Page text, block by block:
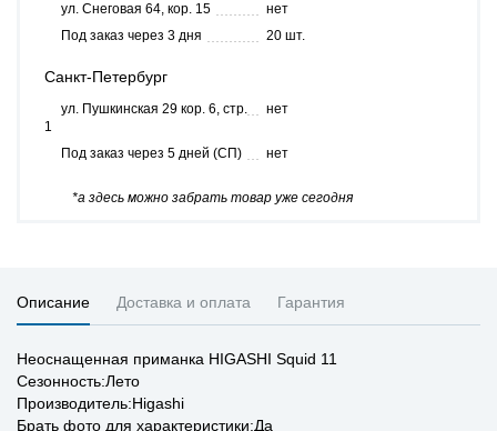
ул. Снеговая 64, кор. 15
нет
Под заказ через 3 дня
20 шт.
Санкт-Петербург
ул. Пушкинская 29 кор. 6, стр.
1
нет
Под заказ через 5 дней (СП) нет
*а здесь можно забрать товар уже сегодня
Описание Доставка и оплата Гарантия
Неоснащенная приманка HIGASHI Squid 11
Сезонность:Лето
Производитель:Higashi
Брать фото для характеристики:Да